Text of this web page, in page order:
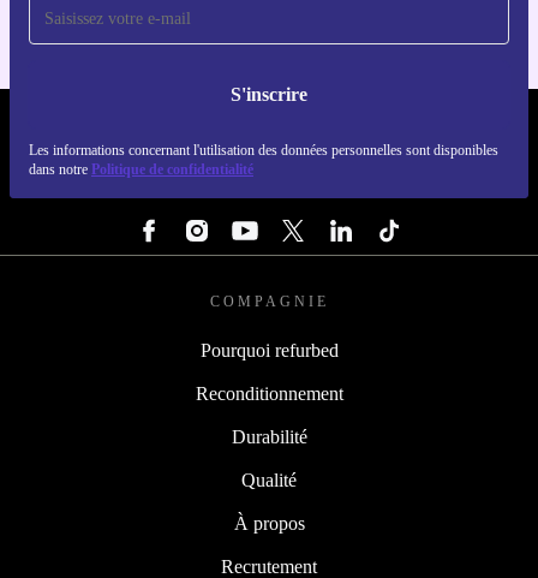
S'inscrire
Les informations concernant l'utilisation des données personnelles sont disponibles
dans notre Politique de confidentialité
COMPAGNIE
Pourquoi refurbed
Reconditionnement
Durabilité
Qualité
À propos
Recrutement